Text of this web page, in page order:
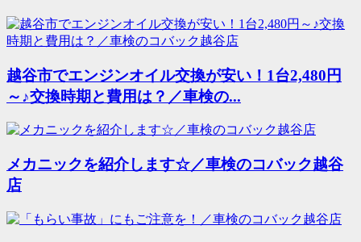
越谷市でエンジンオイル交換が安い！1台2,480円
～♪交換時期と費用は？／車検の...
メカニックを紹介します☆／車検のコバック越谷
店